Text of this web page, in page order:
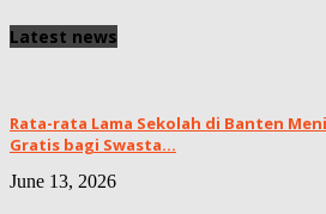
Latest news
Rata-rata Lama Sekolah di Banten
Gratis bagi Swasta...
June 13, 2026